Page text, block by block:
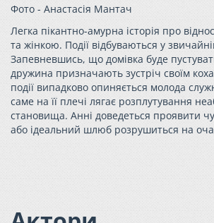
Фото - Анастасія Мантач
Легка пікантно-амурна історія про
та жінкою. Події відбуваються у
Запевневшись, що домівка буде
дружина призначають зустріч своїм
події випадково опиняється молода
саме на її плечі лягає розплутування
становища. Анні доведеться проявити
або ідеальний шлюб розрушиться на